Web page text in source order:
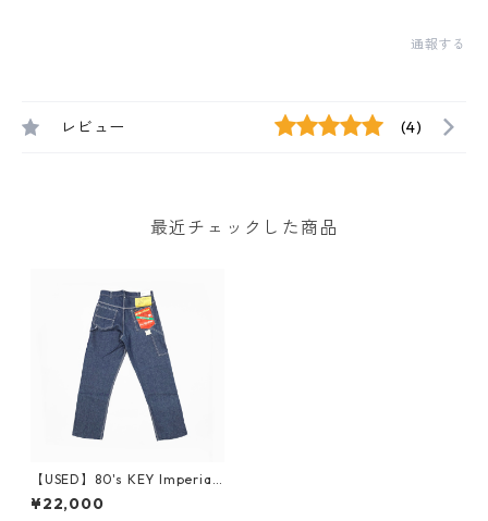
通報する
レビュー (4)
最近チェックした商品
【USED】80's KEY Imperial
Denim Painter Pants Deads
tock W33 L31
¥22,000